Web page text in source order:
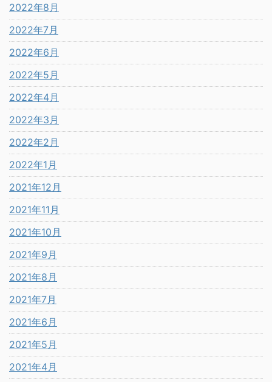
2022年8月
2022年7月
2022年6月
2022年5月
2022年4月
2022年3月
2022年2月
2022年1月
2021年12月
2021年11月
2021年10月
2021年9月
2021年8月
2021年7月
2021年6月
2021年5月
2021年4月